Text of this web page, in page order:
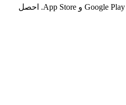
تطبيق الشناوي متاح الآن على Google Play و App Store. احصل